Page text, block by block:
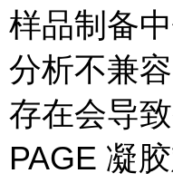
样品制备
分析不兼
存在会导
PAGE 凝